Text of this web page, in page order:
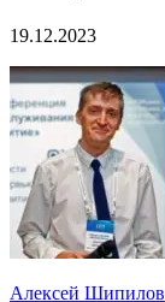
19.12.2023
Алексей Шипилов